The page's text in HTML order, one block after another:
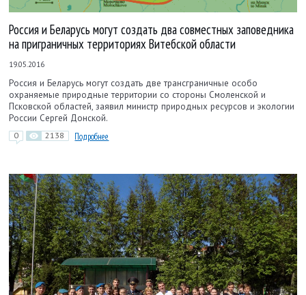
Россия и Беларусь могут создать два совместных заповедника
на приграничных территориях Витебской области
19.05.2016
Россия и Беларусь могут создать две трансграничные особо
охраняемые природные территории со стороны Смоленской и
Псковской областей, заявил министр природных ресурсов и экологии
России Сергей Донской.
0 2138 Подробнее